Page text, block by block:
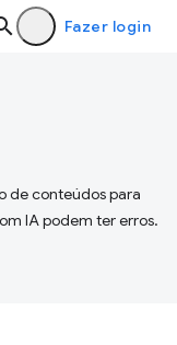
Fazer login
de conteúdos para
IA podem ter erros.